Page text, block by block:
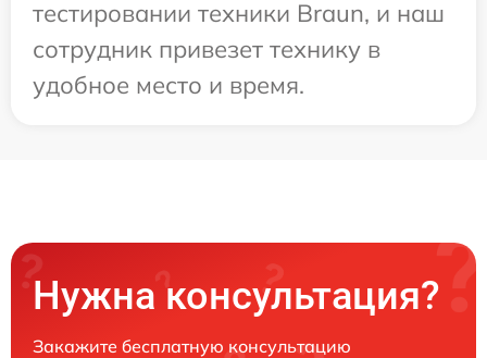
тестировании техники Braun, и наш
сотрудник привезет технику в
удобное место и время.
Нужна консультация?
Закажите бесплатную консультацию